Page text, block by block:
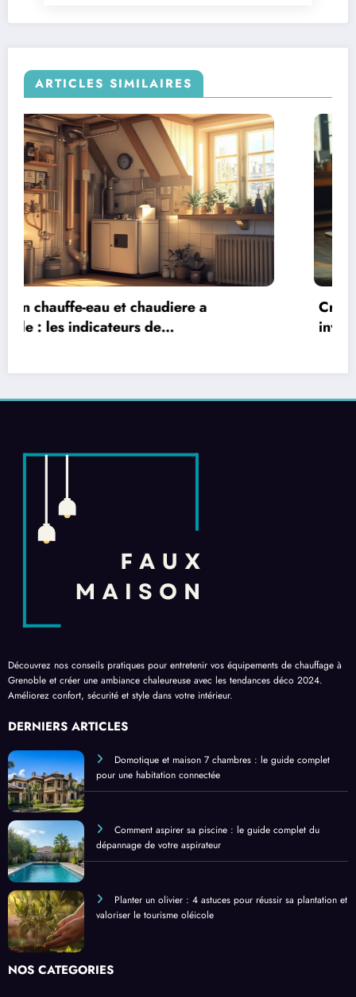
ARTICLES SIMILAIRES
Creer une atmosphere chaleureuse et
invitante : Les tendances deco 2024 pour un
Découvrez nos conseils pratiques pour entretenir vos équipements de chauffage à
Grenoble et créer une ambiance chaleureuse avec les tendances déco 2024.
Améliorez confort, sécurité et style dans votre intérieur.
DERNIERS ARTICLES
Domotique et maison 7 chambres : le guide complet
pour une habitation connectée
Comment aspirer sa piscine : le guide complet du
dépannage de votre aspirateur
Planter un olivier : 4 astuces pour réussir sa plantation et
valoriser le tourisme oléicole
NOS CATÉGORIES